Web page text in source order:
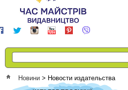
Новини > Новости издательства